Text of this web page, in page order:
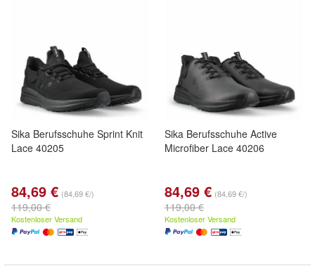
Sika Berufsschuhe Sprint Knit
Lace 40205
84,69 € (84,69 €/)
119,00 €
Kostenloser Versand
Sika Berufsschuhe Active
Microfiber Lace 40206
84,69 € (84,69 €/)
119,00 €
Kostenloser Versand